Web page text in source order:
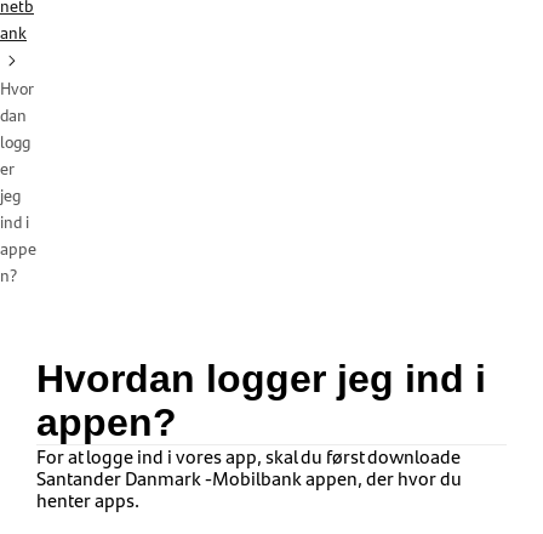
netb
ank
Hvor
dan
logg
er
jeg
ind i
appe
n?
Hvordan logger jeg ind i
appen?
For at logge ind i vores app, skal du først downloade
Santander Danmark -Mobilbank appen, der hvor du
henter apps.